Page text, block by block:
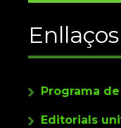
Enllaços
Programa
Editorials